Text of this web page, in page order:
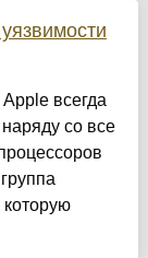
всегда
со все
которую